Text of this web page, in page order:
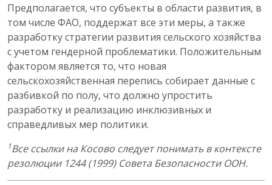
Предполагается, что субъекты в области развития, в
том числе ФАО, поддержат все эти меры, а также
разработку стратегии развития сельского хозяйства
с учетом гендерной проблематики. Положительным
фактором является то, что новая
сельскохозяйственная перепись собирает данные с
разбивкой по полу, что должно упростить
разработку и реализацию инклюзивных и
справедливых мер политики.
1Все ссылки на Косово следует понимать в контексте
резолюции 1244 (1999) Совета Безопасности ООН.